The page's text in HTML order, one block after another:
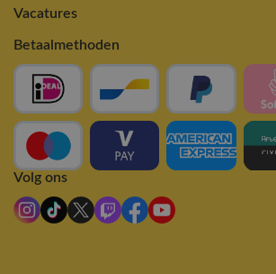
Vacatures
Betaalmethoden
Volg ons